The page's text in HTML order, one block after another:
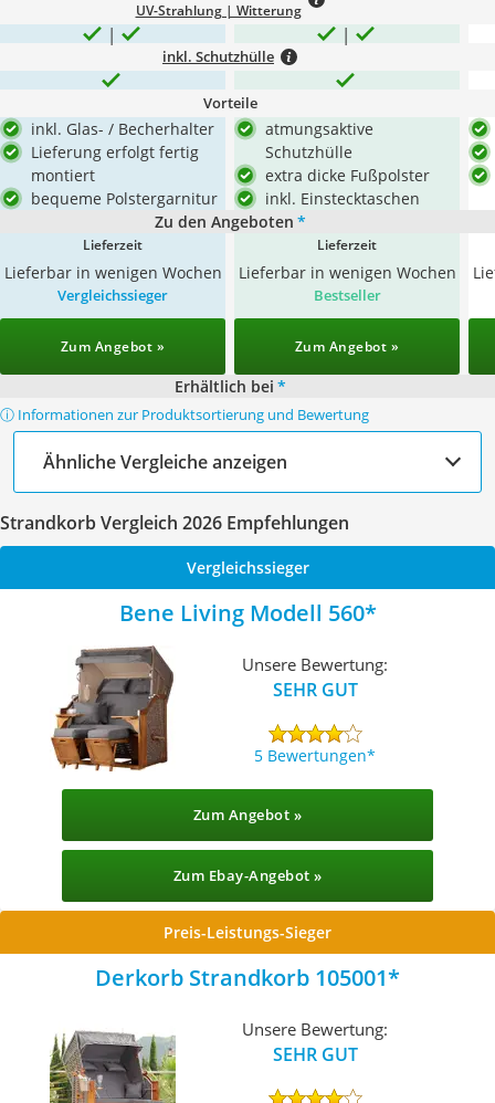
UV-Strahlung | Witterung
inkl. Schutzhülle
Vorteile
inkl. Glas- / Becherhalter
Lieferung erfolgt fertig
montiert
bequeme Polstergarnitur
atmungsaktive
Schutzhülle
extra dicke Fußpolster
inkl. Einstecktaschen
Zu den Angeboten *
Lieferzeit
Lieferbar in wenigen Wochen
Lieferzeit
Lieferbar in wenigen Wochen
Vergleichssieger
Zum Angebot »
Bestseller
Zum Angebot »
Erhältlich bei *
ⓘ Informationen zur Produktsortierung und Bewertung
Ähnliche Vergleiche anzeigen
Strandkorb Vergleich 2026 Empfehlungen
Vergleichssieger
Bene Living Modell 560
Unsere Bewertung:
SEHR GUT
5 Bewertungen
Zum Angebot »
Zum Ebay-Angebot »
Preis-Leistungs-Sieger
Derkorb Strandkorb 105001
Unsere Bewertung:
SEHR GUT